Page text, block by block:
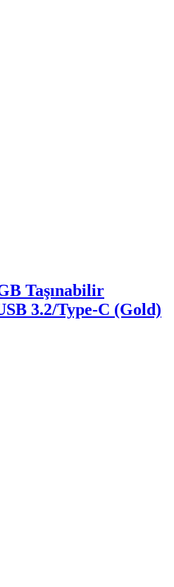
Taşınabilir
3.2/Type-C (Gold)